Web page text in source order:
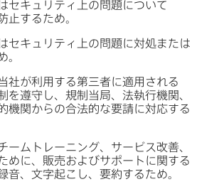
セキュリティ上の​問題に​ついて​
止する​ため。
セキュリティ上の​問題に​対処または​
。
社が​利用する​第三者に​適用される​
を​遵守し、​規制当局、​法執行機関、​
機関からの​合法的な​要請に​対応する​
ームトレーニング、​サービス改善、​
めに、​販売および​サポートに​関する​
音、​文字起こし、​要約する​ため。